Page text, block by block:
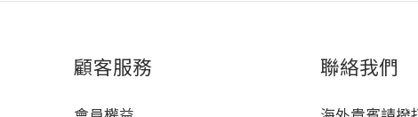
顧客服務 聯絡我們